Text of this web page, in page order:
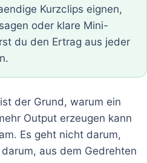
Kurzclips eignen,
oder klare Mini-
du den Ertrag aus jeder
der Grund, warum ein
Output erzeugen kann
Es geht nicht darum,
aus dem Gedrehten